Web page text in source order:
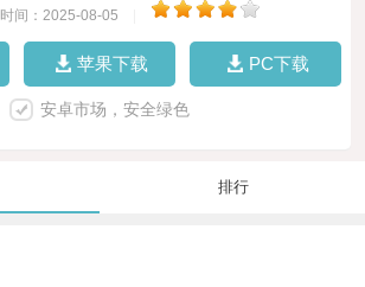
时间：2025-08-05
苹果下载 PC下载
安卓市场，安全绿色
排行